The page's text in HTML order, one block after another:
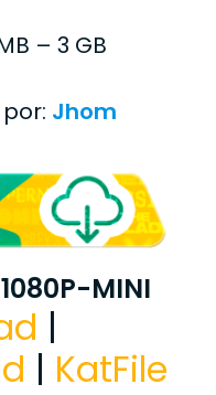
– 3 GB
Jhom
MINI
|
| KatFile